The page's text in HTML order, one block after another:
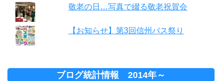
敬老の日…写真で綴る敬老祝賀会
【お知らせ】第3回信州バス祭り
ブログ統計情報 2014年～